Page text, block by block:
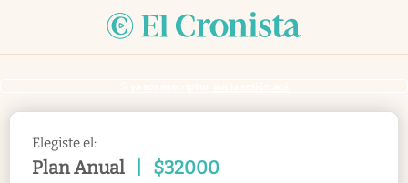
Elegiste el:
Plan Anual $32000